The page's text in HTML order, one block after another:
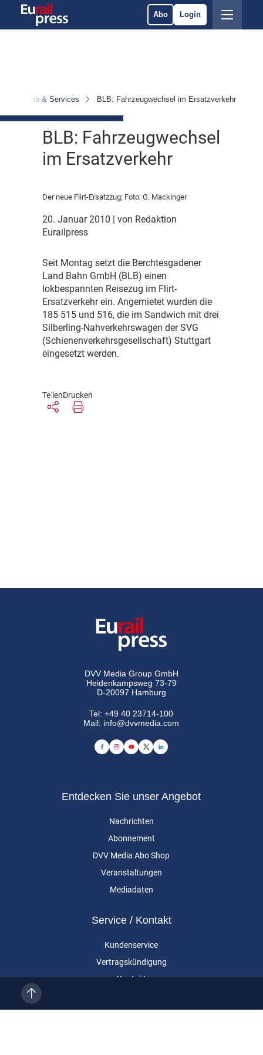
Abo Login
Betrieb & Services BLB: Fahrzeugwechsel im Ersatzverkehr
BLB: Fahrzeugwechsel
im Ersatzverkehr
Der neue Flirt-Ersatzzug; Foto: G. Mackinger
20. Januar 2010
| von Redaktion
Eurailpress
Seit Montag setzt die Berchtesgadener
Land Bahn GmbH (BLB) einen
lokbespannten Reisezug im Flirt-
Ersatzverkehr ein. Angemietet wurden die
185 515 und 516, die im Sandwich mit drei
Silberling-Nahverkehrswagen der SVG
(Schienenverkehrsgesellschaft) Stuttgart
eingesetzt werden.
TeilenDrucken
DVV Media Group GmbH
Heidenkampsweg 73-79
D-20097 Hamburg
Tel:+49 40 23714-100
Mail: info@dvvmedia.com
Entdecken Sie unser Angebot
Nachrichten
Abonnement
DVV Media Abo Shop
Veranstaltungen
Mediadaten
Service / Kontakt
Kundenservice
Vertragskündigung
Kontakt